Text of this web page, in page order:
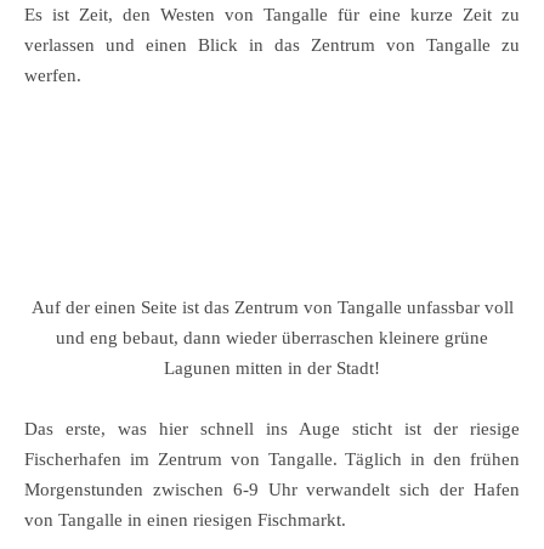
Es ist Zeit, den Westen von Tangalle für eine kurze Zeit zu
verlassen und einen Blick in das Zentrum von Tangalle zu
werfen.
Auf der einen Seite ist das Zentrum von Tangalle unfassbar voll
und eng bebaut, dann wieder überraschen kleinere grüne
Lagunen mitten in der Stadt!
Das erste, was hier schnell ins Auge sticht ist der riesige
Fischerhafen im Zentrum von Tangalle. Täglich in den frühen
Morgenstunden zwischen 6-9 Uhr verwandelt sich der Hafen
von Tangalle in einen riesigen Fischmarkt.